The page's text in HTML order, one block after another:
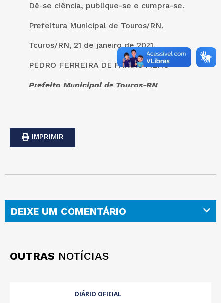
Dê-se ciência, publique-se e cumpra-se.
Prefeitura Municipal de Touros/RN.
Touros/RN, 21 de janeiro de 2021.
PEDRO FERREIRA DE FARIAS FILHO
Prefeito Municipal de Touros-RN
IMPRIMIR
DEIXE UM COMENTÁRIO
OUTRAS NOTÍCIAS
DIÁRIO OFICIAL